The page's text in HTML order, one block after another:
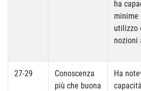
ha
minime
utilizzo
nozioni
27-29
Conoscenza
più che buona
Ha